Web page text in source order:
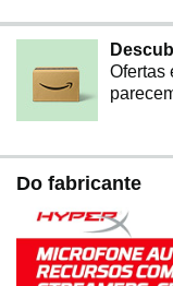
Ofertas
Do fabricante